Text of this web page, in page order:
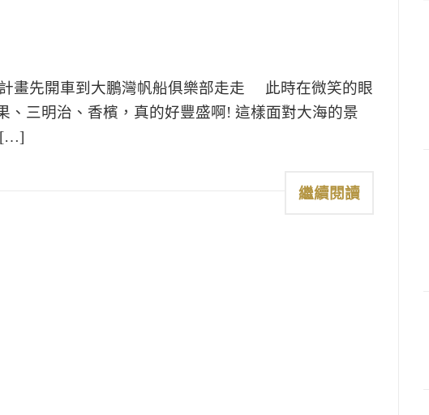
畫先開車到大鵬灣帆船俱樂部走走 此時在微笑的眼
、三明治、香檳，真的好豐盛啊! 這樣面對大海的景
[…]
繼續閱讀